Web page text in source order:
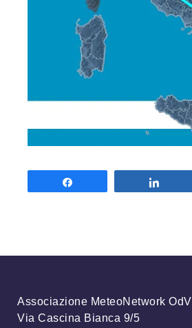
Associazione MeteoNetwork OdV
Via Cascina Bianca 9/5